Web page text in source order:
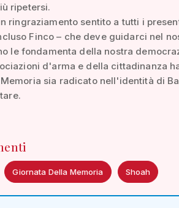
ripetersi.
ringraziamento sentito a tutti i
Finco – che deve guidarci nel
le fondamenta della nostra
d'arma e della cittadinanza
sia radicato nell'identità di
Giornata Della Memoria Shoah